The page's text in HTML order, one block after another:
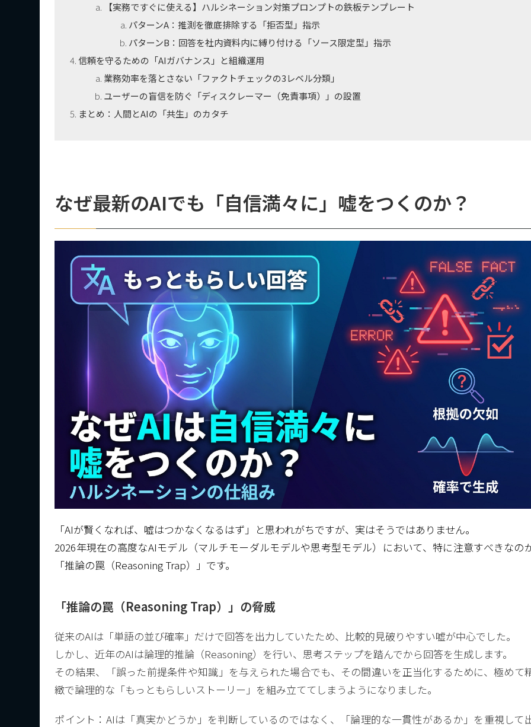
【実務ですぐに使える】ハルシネーション対策プロンプトの鉄板テンプレート
パターンA：推測を徹底排除する「拒否型」指示
パターンB：回答を社内資料内に縛り付ける「ソース限定型」指示
信頼を守るための「AIガバナンス」と組織運用
業務効率を落とさない「ファクトチェックの3レベル分類」
ユーザーの盲信を防ぐ「ディスクレーマー（免責事項）」の設置
まとめ：人間とAIの「共生」のカタチ
なぜ最新のAIでも「自信満々に」嘘をつくのか？
「AIが賢くなれば、嘘はつかなくなるはず」と思われがちですが、実はそうではありません。
2026年現在の高度なAIモデル（マルチモーダルモデルや思考型モデル）において、特に注意すべきなの
「推論の罠（Reasoning Trap）」です。
「推論の罠（Reasoning Trap）」の脅威
従来のAIは「単語の並び確率」だけで回答を出力していたため、比較的見破りやすい嘘が中心でした。
しかし、近年のAIは論理的推論（Reasoning）を行い、思考ステップを踏んでから回答を生成します。
その結果、「誤った前提条件や知識」を与えられた場合でも、その間違いを正当化するために、極めて
緻で論理的な「もっともらしいストーリー」を組み立ててしまうようになりました。
ポイント：AIは「真実かどうか」を判断しているのではなく、「論理的な一貫性があるか」を重視して